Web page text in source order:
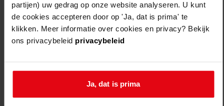
partijen) uw gedrag op onze website analyseren. U kunt
de cookies accepteren door op 'Ja, dat is prima' te
klikken. Meer informatie over cookies en privacy? Bekijk
ons privacybeleid privacybeleid
Ja, dat is prima
1